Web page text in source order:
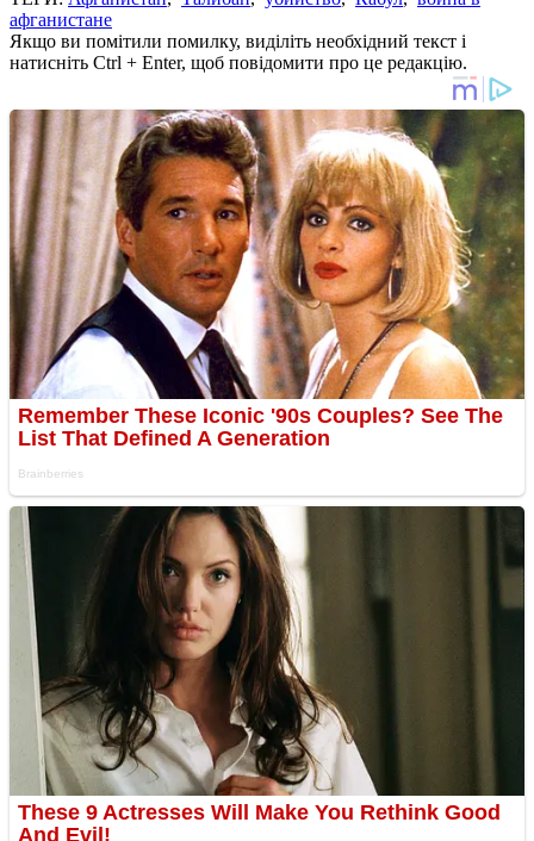
афганистане
Якщо ви помітили помилку, виділіть необхідний текст і
натисніть Ctrl + Enter, щоб повідомити про це редакцію.